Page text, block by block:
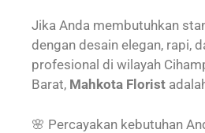
Jika Anda membutuhkan
dengan desain elegan, rapi,
profesional di wilayah
Barat, Mahkota Florist
🌸 Percayakan kebutuhan